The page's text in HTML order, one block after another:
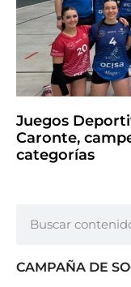
Juegos
Caronte,
categorías
CAMPAÑA DE